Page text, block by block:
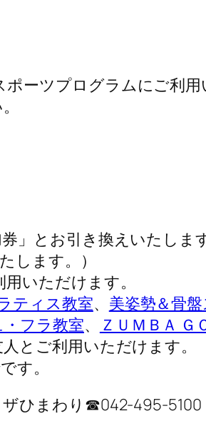
ーツプログラムにご利
」とお引き換えいたします
します。）
いただけます。
ティス教室、 美姿勢＆骨
フラ教室、
ＺＵＭＢＡ Ｇ
とご利用いただけます。
す。
ザひまわり☎042-495-5100